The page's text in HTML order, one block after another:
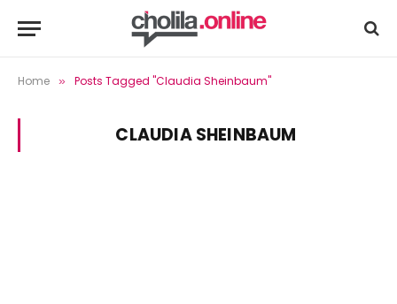
Home » Posts Tagged "Claudia Sheinbaum"
CLAUDIA SHEINBAUM